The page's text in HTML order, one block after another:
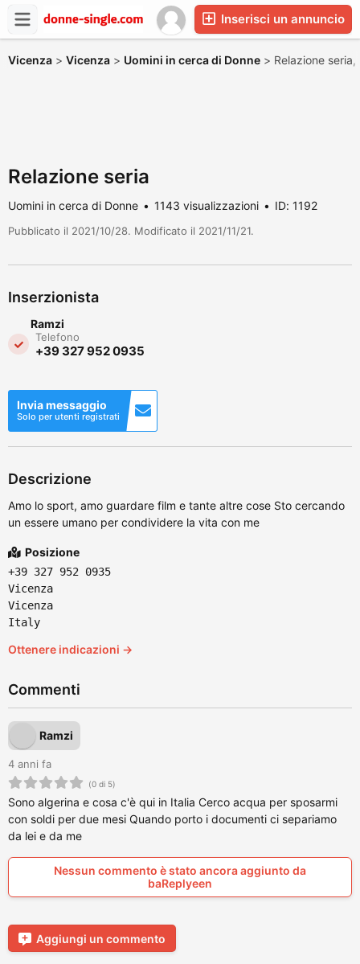
Inserisci un annuncio
Vicenza > Vicenza > Uomini in cerca di Donne > Relazione seria,
Relazione seria
Uomini in cerca di Donne 1143 visualizzazioni ID: 1192
Pubblicato il 2021/10/28. Modificato il 2021/11/21.
Inserzionista
Ramzi
Telefono
‪+39 327 952 0935‬
Invia messaggio
Solo per utenti registrati
Descrizione
Amo lo sport, amo guardare film e tante altre cose Sto cercando
un essere umano per condividere la vita con me
Posizione
‪+39 327 952 0935‬
Vicenza
Vicenza
Italy
Ottenere indicazioni →
Commenti
Ramzi
4 anni fa
(0 di 5)
Sono algerina e cosa c'è qui in Italia Cerco acqua per sposarmi
con soldi per due mesi Quando porto i documenti ci separiamo
da lei e da me
Nessun commento è stato ancora aggiunto da
baReplyeen
Aggiungi un commento